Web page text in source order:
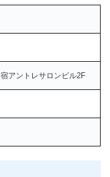
アントレサロンビル2F